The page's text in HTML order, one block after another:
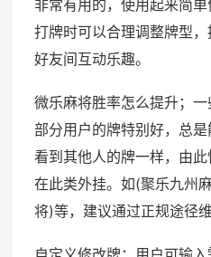
非常有用的，使用起来简
打牌时可以合理调整牌型
好友间互动乐趣。
微乐麻将胜率怎么提升；
部分用户的牌特别好，总
看到其他人的牌一样，由
在此类外挂。如(聚乐九州
将)等，建议通过正规途径